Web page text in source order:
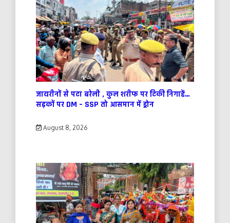
जायरीनों से पटा बरेली , कुल शरीफ पर टिकी निगाहें…
सड़कों पर DM – SSP तो आसमान में ड्रोन
August 8, 2026